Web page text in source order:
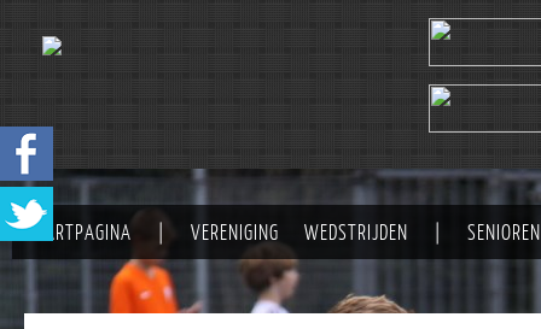
STARTPAGINA VERENIGING WEDSTRIJDEN SENIOREN